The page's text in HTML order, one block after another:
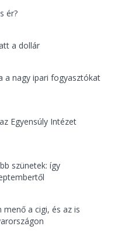
ér?
a dollár
a nagy ipari fogyasztókat
Egyensúly Intézet
szünetek: így
a cigi, és az is